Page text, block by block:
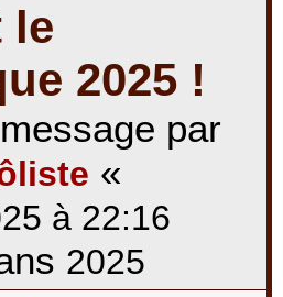
le
2025 !
par
«
à 22:16
2025